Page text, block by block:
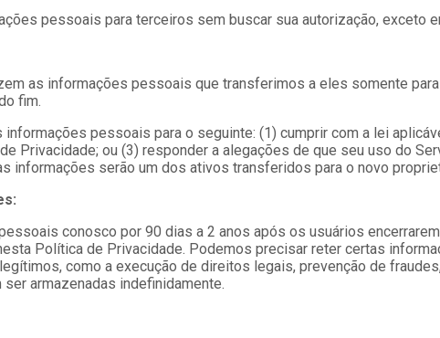
pessoais para terceiros sem buscar sua autorização, exceto
as informações pessoais que transferimos a eles somente
fim.
pessoais para o seguinte: (1) cumprir com a lei
Privacidade; ou (3) responder a alegações de que seu uso do
informações serão um dos ativos transferidos para o novo
conosco por 90 dias a 2 anos após os usuários
Política de Privacidade. Podemos precisar reter certas
como a execução de direitos legais, prevenção de
armazenadas indefinidamente.